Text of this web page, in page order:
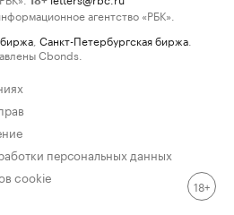
агентство «РБК».
Санкт-Петербургская биржа
Cbonds.
персональных данных
cookie
18+